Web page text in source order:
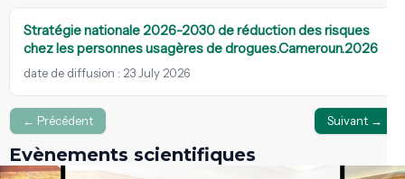
Stratégie nationale 2026-2030 de réduction des risques
chez les personnes usagères de drogues.Cameroun.2026
date de diffusion : 23 July 2026
← Précédent Suivant →
Evènements scientifiques